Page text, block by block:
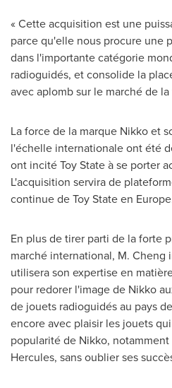
« Cette acquisition est une
parce qu'elle nous procure une
dans l'importante catégorie
radioguidés, et consolide la
avec aplomb sur le marché de
La force de la marque Nikko et
l'échelle internationale ont été
ont incité Toy State à se porter
L'acquisition servira de
continue de Toy State en Europe
En plus de tirer parti de la forte
marché international, M. Cheng
utilisera son expertise en
pour redorer l'image de Nikko
de jouets radioguidés au pays
encore avec plaisir les jouets
popularité de Nikko,
Hercules, sans oublier ses